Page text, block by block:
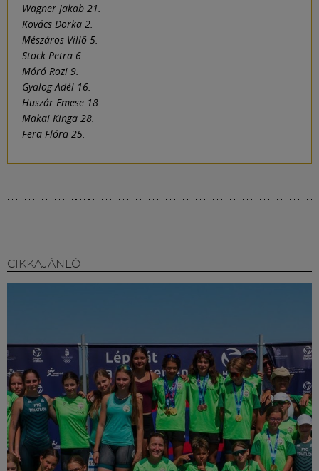
Wagner Jakab 21.
Kovács Dorka 2.
Mészáros Villő 5.
Stock Petra 6.
Móró Rozi 9.
Gyalog Adél 16.
Huszár Emese 18.
Makai Kinga 28.
Fera Flóra 25.
CIKKAJÁNLÓ